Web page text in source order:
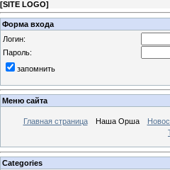
[SITE LOGO]
Форма входа
Логин:
Пароль:
запомнить
Меню сайта
Главная страница Наша Орша
Categories